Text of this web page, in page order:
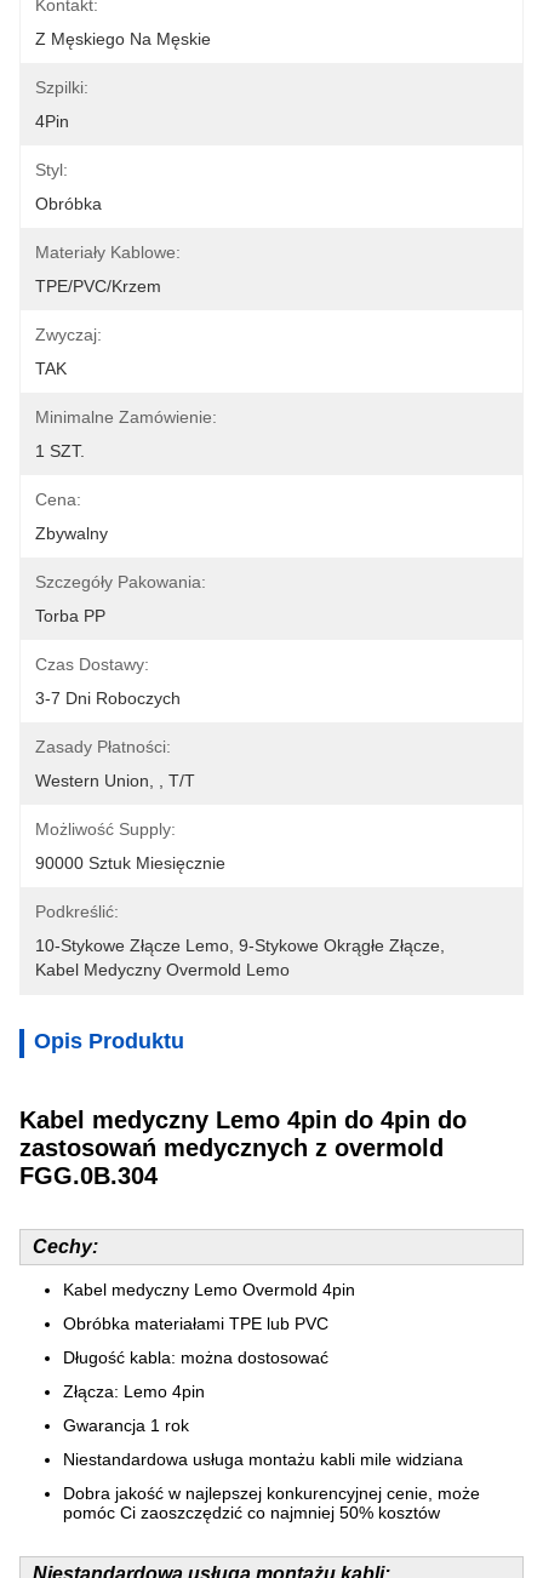
Kontakt:
Z Męskiego Na Męskie
Szpilki:
4Pin
Styl:
Obróbka
Materiały Kablowe:
TPE/PVC/krzem
Zwyczaj:
TAK
Minimalne Zamówienie:
1 SZT.
Cena:
Zbywalny
Szczegóły Pakowania:
Torba PP
Czas Dostawy:
3-7 Dni Roboczych
Zasady Płatności:
Western Union, , T/T
Możliwość Supply:
90000 Sztuk Miesięcznie
Podkreślić:
10-Stykowe Złącze Lemo 9-Stykowe Okrągłe Złącze
Kabel Medyczny Overmold Lemo
Opis Produktu
Kabel medyczny Lemo 4pin do 4pin do
zastosowań medycznych z overmold
FGG.0B.304
Cechy:
Kabel medyczny Lemo Overmold 4pin
Obróbka materiałami TPE lub PVC
Długość kabla: można dostosować
Złącza: Lemo 4pin
Gwarancja 1 rok
Niestandardowa usługa montażu kabli mile widziana
Dobra jakość w najlepszej konkurencyjnej cenie, może
pomóc Ci zaoszczędzić co najmniej 50% kosztów
Niestandardowa usługa montażu kabli: